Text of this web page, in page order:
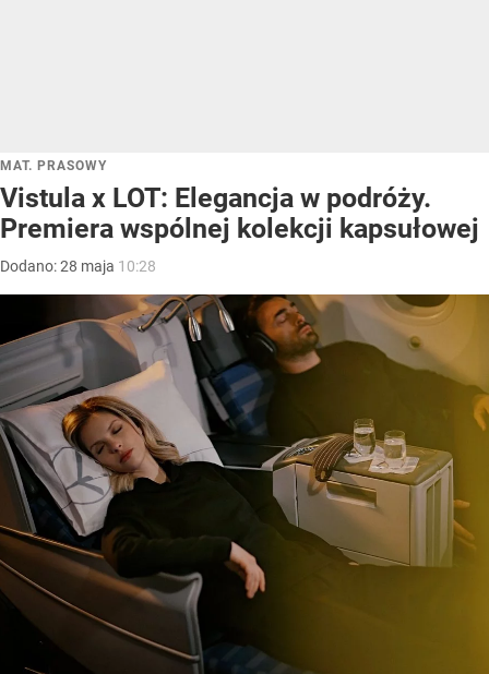
MAT. PRASOWY
Vistula x LOT: Elegancja w podróży.
Premiera wspólnej kolekcji kapsułowej
Dodano:28 maja 10:28